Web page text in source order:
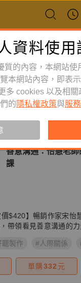
全新APP上線
面升級，即刻下載
有聲書
善意溝通：怡慧老
課
價$420】暢銷作家宋怡
帶領看見善意溝通的
聽製作 #人際關係
單購332 元
資料使用
質的內容，本網站使
本網站內容，即表
多 cookies 以及相關
的 隱私權政策與服